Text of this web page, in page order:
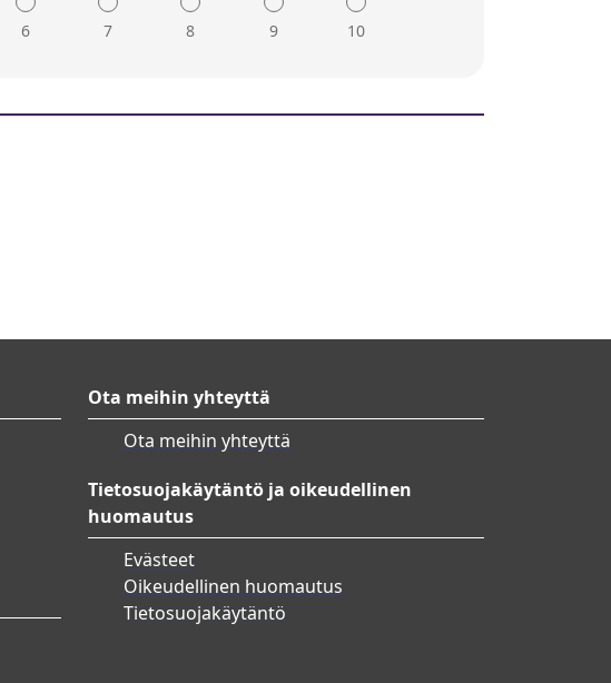
koulutusta opetussuunnitelman
yrittäjyyteen liittyvien aiheiden opettamiseen.
6 7 8 9 10
laajalti.
tiedotuskampanjoiden parantamiseen.
Ota meihin yhteyttä
Ota meihin yhteyttä
Tietosuojakäytäntö ja oikeudellinen
huomautus
Evästeet
Oikeudellinen huomautus
Tietosuojakäytäntö